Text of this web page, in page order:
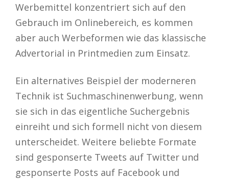
Werbemittel konzentriert sich auf den
Gebrauch im Onlinebereich, es kommen
aber auch Werbeformen wie das klassische
Advertorial in Printmedien zum Einsatz.
Ein alternatives Beispiel der moderneren
Technik ist Suchmaschinenwerbung, wenn
sie sich in das eigentliche Suchergebnis
einreiht und sich formell nicht von diesem
unterscheidet. Weitere beliebte Formate
sind gesponserte Tweets auf Twitter und
gesponserte Posts auf Facebook und